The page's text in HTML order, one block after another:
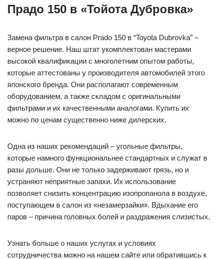
Прадо 150 в «Тойота Дубровка»
Замена фильтра в салон Prado 150 в “Toyota Dubrovka” –
верное решение. Наш штат укомплектован мастерами
высокой квалификации с многолетним опытом работы,
которые аттестованы у производителя автомобилей этого
японского бренда. Они располагают современным
оборудованием, а также складом с оригинальными
фильтрами и их качественными аналогами. Купить их
можно по ценам существенно ниже дилерских.
Одна из наших рекомендаций – угольные фильтры,
которые намного функциональнее стандартных и служат в
разы дольше. Они не только задерживают грязь, но и
устраняют неприятные запахи. Их использование
позволяет снизить концентрацию изопропанола в воздухе,
поступающем в салон из «незамерзайки». Вдыхание его
паров – причина головных болей и раздражения слизистых.
Узнать больше о наших услугах и условиях
сотрудничества можно на нашем сайте или обратившись к